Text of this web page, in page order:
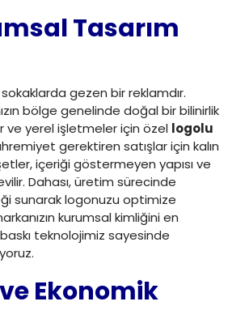
Tasarım
gezen bir reklamdır.
bölge genelinde doğal bir bilinirlik
ve yerel işletmeler için özel logolu
gerektiren satışlar için kalın
içeriği göstermeyen yapısı ve
Dahası, üretim sürecinde
sunarak logonuzu optimize
kurumsal kimliğini en
teknolojimiz sayesinde
Ekonomik